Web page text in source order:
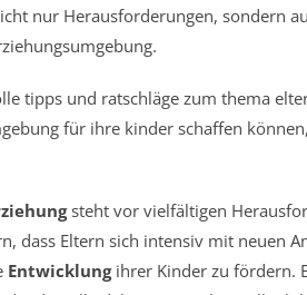
nur Herausforderungen, sondern
steht vor vielfältigen
dass Eltern sich intensiv mit neuen
Entwicklungihrer Kinder zu fördern.